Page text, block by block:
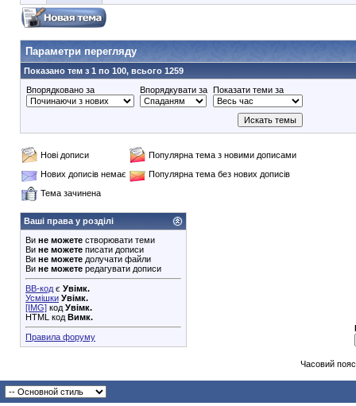
90353748e6549cd1148d01dde3b3bc75
Параметри перегляду
Показано тем з 1 по 100, всього 1259
Впорядковано за
Впорядкувати за Показати теми за
Нові дописи
Популярна тема з новими дописами
Нових дописів немає
Популярна тема без нових дописів
Тема зачинена
Ваші права у розділі
Ви не можете створювати теми
Ви не можете писати дописи
Ви не можете долучати файли
Ви не можете редагувати дописи
BB-код є Увімк.
Усмішки Увімк.
[IMG] код Увімк.
HTML код Вимк.
Правила форуму
Часовий